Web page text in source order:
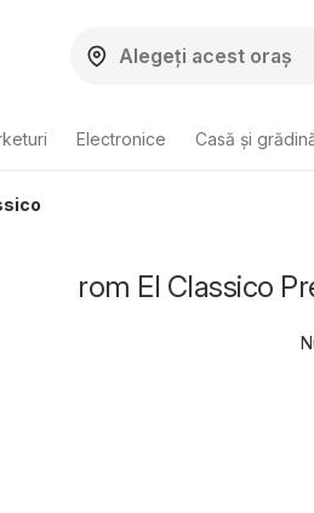
Electronice Casă și
rom El Classico